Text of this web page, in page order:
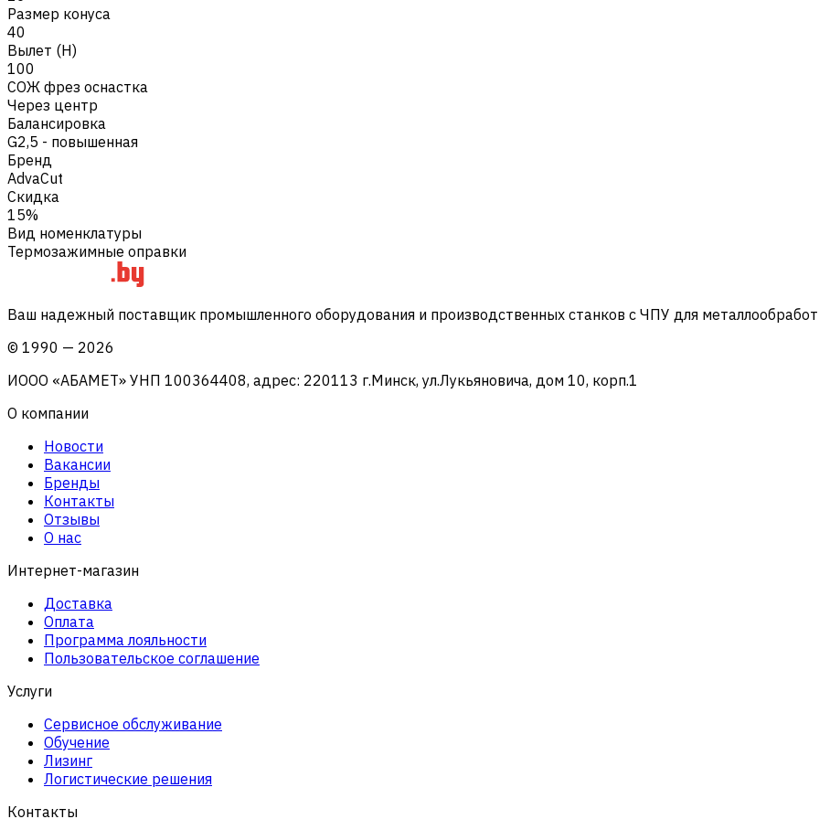
Размер конуса
40
Вылет (H)
100
СОЖ фрез оснастка
Через центр
Балансировка
G2,5 - повышенная
Бренд
AdvaCut
Скидка
15%
Вид номенклатуры
Термозажимные оправки
Ваш надежный поставщик промышленного оборудования и производственных станков с ЧПУ для
© 1990 — 2026
ИООО «АБАМЕТ» УНП 100364408, адрес: 220113 г.Минск, ул.Лукьяновича, дом 10, корп.1
О компании
Новости
Вакансии
Бренды
Контакты
Отзывы
О нас
Интернет-магазин
Доставка
Оплата
Программа лояльности
Пользовательское соглашение
Услуги
Сервисное обслуживание
Обучение
Лизинг
Логистические решения
Контакты